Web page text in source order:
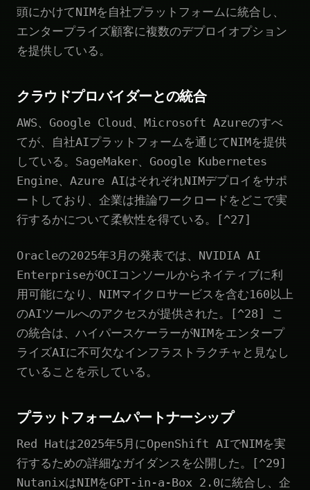
頭にかけてNIMを自社プラットフォームに統合し、
エンタープライズ顧客に複数のデプロイオプション
を提供している。
クラウドプロバイダーとの統合
AWS、Google Cloud、Microsoft Azureのすべ
てが、自社AIプラットフォームを通じてNIMを提供
している。SageMaker、Google Kubernetes
Engine、Azure AIはそれぞれNIMデプロイをサポ
ートしており、企業は推論ワークロードをどこで実
行するかについて柔軟性を得ている。[^27]
Oracleの2025年3月の発表では、NVIDIA AI
EnterpriseがOCIコンソールからネイティブに利
用可能になり、NIMマイクロサービスを含む160以上
のAIツールへのアクセスが提供された。[^28] こ
の統合は、ハイパースケーラーがNIMをエンタープ
ライズAIに不可欠なインフラストラクチャと見なし
ていることを示している。
プラットフォームパートナーシップ
Red Hatは2025年5月にOpenShift AIでNIMを実
行するための詳細なガイダンスを公開した。[^29]
NutanixはNIMをGPT-in-a-Box 2.0に統合し、企